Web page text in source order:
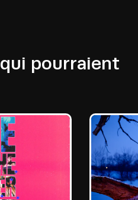
pourraient